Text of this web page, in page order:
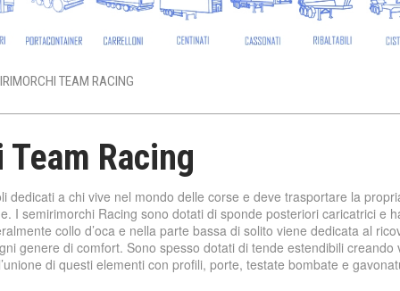
TEAM RACING
Racing
dedicati a chi vive nel mondo delle corse e deve trasportare la
I semirimorchi Racing sono dotati di sponde posteriori caricatrici
collo d’oca e nella parte bassa di solito viene dedicata al
genere di comfort. Sono spesso dotati di tende estendibili
di questi elementi con profili, porte, testate bombate e